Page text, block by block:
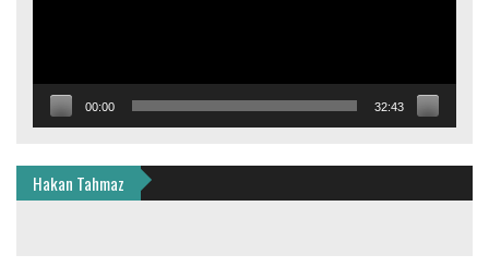
00:00 32:43
Hakan Tahmaz